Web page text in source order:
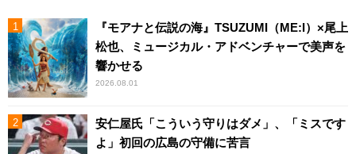
『モアナと伝説の海』TSUZUMI（ME:I）×尾上
松也、ミュージカル・アドベンチャーで美声を
響かせる
2026.08.01
安仁屋氏「こういう守りはダメ」、「ミスです
よ」初回の広島の守備に苦言